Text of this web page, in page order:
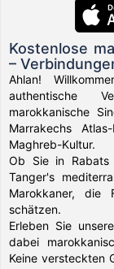
Kostenlose
–
Ahlan!
authentische
marokkanische
Marrakechs
Maghreb-Kultur.
Ob Sie in Rabats
Tanger's
Marokkaner, die
schätzen.
Erleben Sie
dabei
Keine versteckten